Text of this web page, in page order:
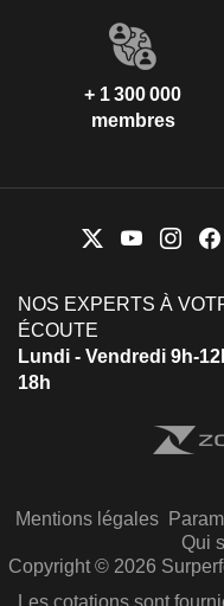
+ 1 300 000
membres
NOS EXPERTS À
ÉCOUTE
Lundi - Vendredi 9h-
18h
Mentions légales
Qui
Copyright © 2026
Les cotations sont